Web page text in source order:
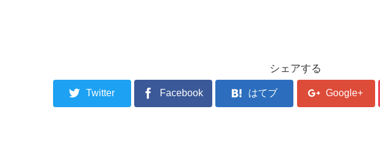
シェアする
Twitter Facebook はてブ Google+